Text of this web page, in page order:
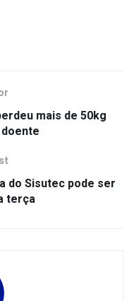
mais de 50kg
do Sisutec pode ser
terça